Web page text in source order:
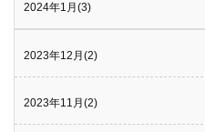
2024年1月(3)
2023年12月(2)
2023年11月(2)